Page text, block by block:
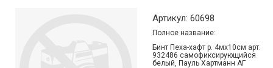
Артикул: 60698
Полное название:
Бинт Пеха-хафт р. 4мх10см арт.
932486 самофиксирующийся
белый, Пауль Хартманн АГ